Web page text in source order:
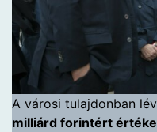
A városi tulajdonban
milliárd forintért